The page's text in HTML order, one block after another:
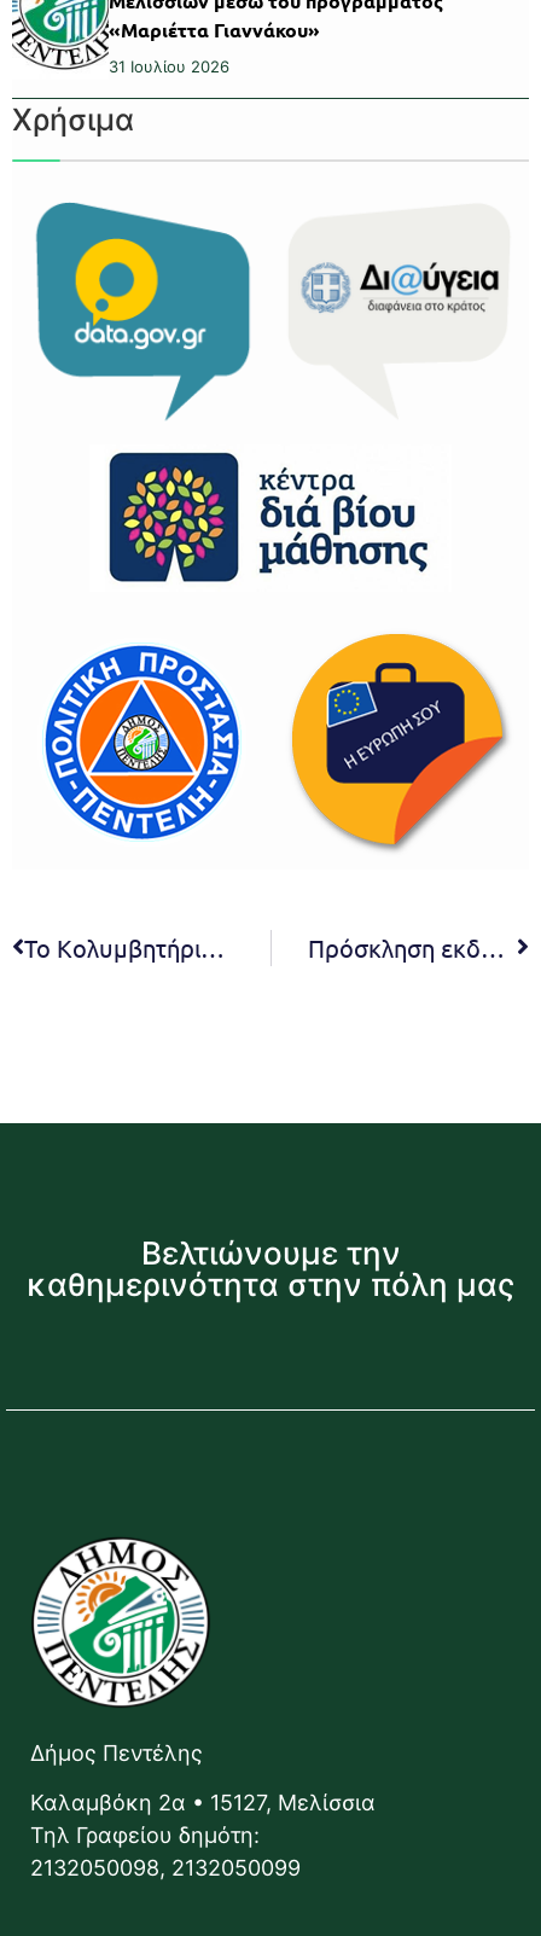
«Μαριέττα Γιαννάκου»
31 Ιουλίου 2026
Χρήσιμα
Το Kολυμβητήριο του Δ.Α.Κ. Μελισσίων Δήμου Πεντέλης, ανοίγει για τους αθλούμενους πολίτες βάσει των υγειονομικών πρωτοκόλλων Πρόσκληση εκδήλωσης ενδιαφέροντος για την προμήθεια ηχητικών συστημάτων για τη Σ.Ε. β΄ βάθμιας εκπαίδευσης
Βελτιώνουμε την
καθημερινότητα στην πόλη μας
Δήμος Πεντέλης
Καλαμβόκη 2α • 15127, Μελίσσια
Τηλ Γραφείου δημότη:
2132050098, 2132050099